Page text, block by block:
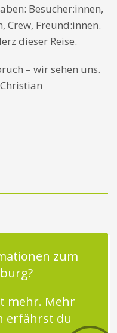
Besucher:innen,
Crew, Freund:innen.
dieser Reise.
– wir sehen uns.
zum
mehr. Mehr
erfährst du